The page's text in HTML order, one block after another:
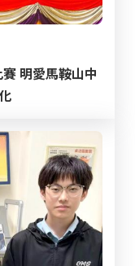
明愛馬鞍山中